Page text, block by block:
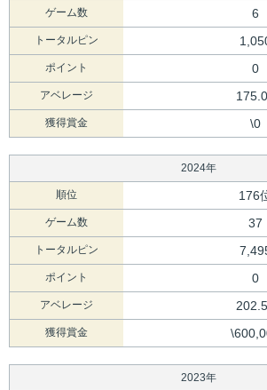
ゲーム数 6
トータルピン
ポイント 0
アベレージ
獲得賞金 \0
2024年
順位 176
ゲーム数 37
トータルピン
ポイント 0
アベレージ
獲得賞金
2023年